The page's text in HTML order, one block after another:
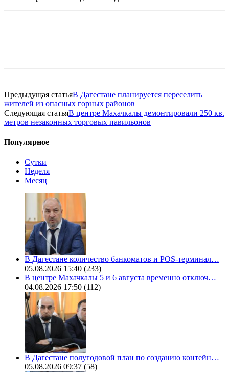
Предыдущая статьяВ Дагестане планируется переселить
жителей из опасных горных районов
Следующая статьяВ центре Махачкалы демонтировали 250 кв.
метров незаконных торговых павильонов
Популярное
Сутки
Неделя
Месяц
В Дагестане количество банкоматов и POS-терминал…
05.08.2026 15:40 (233)
В центре Махачкалы 5 и 6 августа временно отключ…
04.08.2026 17:50 (112)
В Дагестане полугодовой план по созданию контейн…
05.08.2026 09:37 (58)